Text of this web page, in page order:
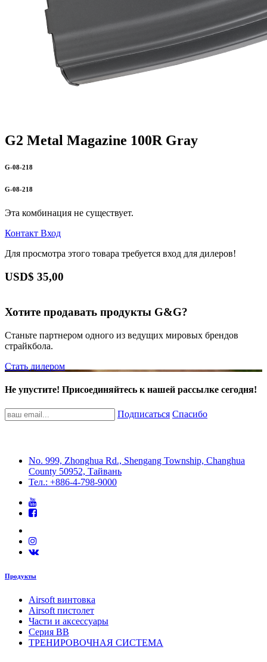
G2 Metal Magazine 100R Gray
G-08-218
G-08-218
Эта комбинация не существует.
Контакт Вход
Для просмотра этого товара требуется вход для дилеров!
USD$ 35,00
Хотите продавать продукты G&G?
Станьте партнером одного из ведущих мировых брендов
страйкбола.
Стать дилером
Не упустите! Присоединяйтесь к нашей рассылке сегодня!
Подписаться Спасибо
No. 999, Zhonghua Rd., Shengang Township, Changhua
County 50952, Тайвань
Тел.: +886-4-798-9000
Продукты
Airsoft винтовка
Airsoft пистолет
Части и аксессуары
Серия BB
ТРЕНИРОВОЧНАЯ СИСТЕМА